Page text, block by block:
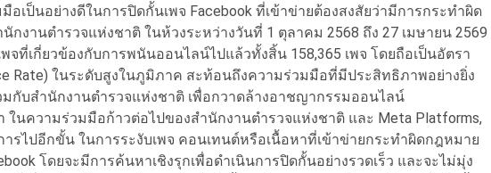
อเป็นอย่างดีในการปิดกั้นเพจ Facebook ที่เข้าข่ายต้องสงสัยว่ามีการกระทำผิด
งานตำรวจแห่งชาติ ในห้วงระหว่างวันที่ 1 ตุลาคม 2568 ถึง 27 เมษายน 2569
จที่เกี่ยวข้องกับการพนันออนไลน์ไปแล้วทั้งสิ้น 158,365 เพจ โดยถือเป็นอัตรา
Rate) ในระดับสูงในภูมิภาค สะท้อนถึงความร่วมมือที่มีประสิทธิภาพอย่างยิ่ง
กับสำนักงานตำรวจแห่งชาติ เพื่อกวาดล้างอาชญากรรมออนไลน์
า ในความร่วมมือก้าวต่อไปของสำนักงานตำรวจแห่งชาติ และ Meta Platforms,
ารไปอีกขั้น ในการระงับเพจ คอนเทนต์หรือเนื้อหาที่เข้าข่ายกระทำผิดกฎหมาย
โดยจะมีการค้นหาเชิงรุกเพื่อดำเนินการปิดกั้นอย่างรวดเร็ว และจะไม่มุ่ง